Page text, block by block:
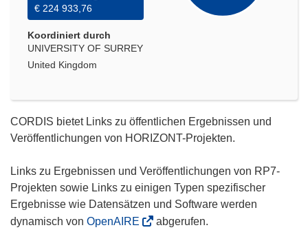
€ 224 933,76
Koordiniert durch
UNIVERSITY OF SURREY
United Kingdom
CORDIS bietet Links zu öffentlichen Ergebnissen und
Veröffentlichungen von HORIZONT-Projekten.
Links zu Ergebnissen und Veröffentlichungen von RP7-
Projekten sowie Links zu einigen Typen spezifischer
Ergebnisse wie Datensätzen und Software werden
dynamisch von OpenAIRE abgerufen.